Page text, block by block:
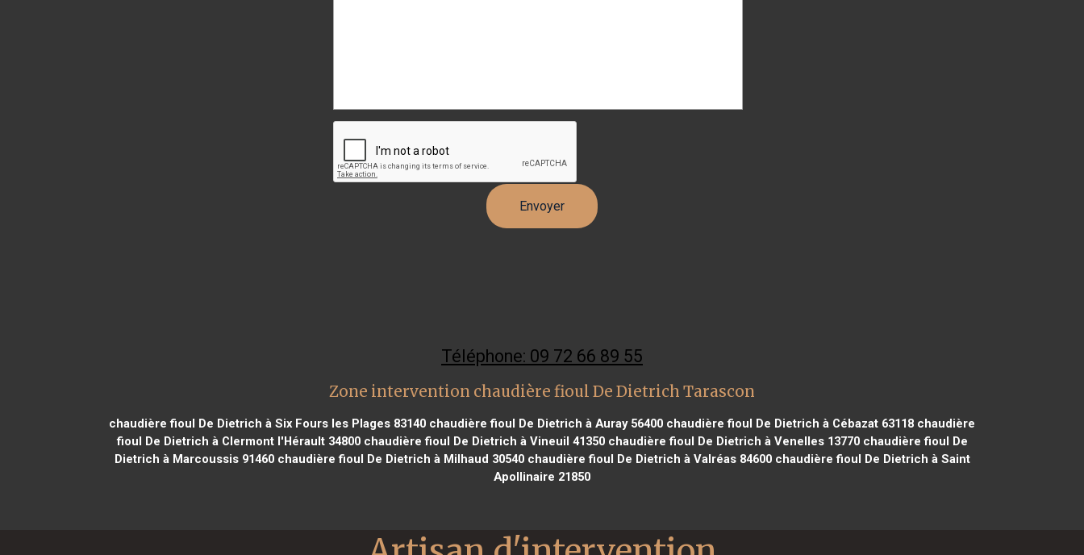
Téléphone: 09 72 66 89 55
Zone intervention chaudière fioul De Dietrich Tarascon
chaudière fioul De Dietrich à Six Fours les Plages 83140 chaudière fioul De Dietrich à Auray 56400 chaudière fioul De Dietrich à Cébazat 63118 chaudière
fioul De Dietrich à Clermont l'Hérault 34800chaudière fioul De Dietrich à Vineuil 41350chaudière fioul De Dietrich à Venelles 13770chaudière fioul De
Dietrich à Marcoussis 91460chaudière fioul De Dietrich à Milhaud 30540chaudière fioul De Dietrich à Valréas 84600chaudière fioul De Dietrich à Saint
Apollinaire 21850